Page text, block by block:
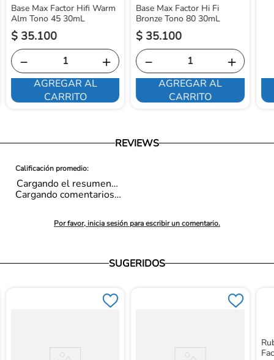
Base Max Factor Hifi Warm
Alm Tono 45 30mL
$ 35.100
＋
－
AGREGAR AL
CARRITO
Base Max Factor Hi Fi
Bronze Tono 80 30mL
$ 35.100
＋
－
AGREGAR AL
CARRITO
REVIEWS
Cargando el resumen…
Por favor, inicia sesión para escribir un comentario.
Cargando comentarios…
SUGERIDOS